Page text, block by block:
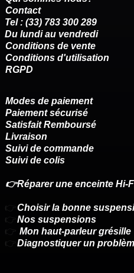
Contact
Tel : (33) 783 300 289
Du lundi au vendredi
Conditions de vente
Conditions d'utilisation
RGPD
Modes de paiement
Paiement sécurisé
Satisfait Remboursé
Livraison
Suivi de commande
Suivi de colis
👉Réparer une enceinte Hi-
👉 Choisir la bonne
👉 Nos suspensions
👉 Mon haut-parleur grésille
👉 Diagnostiquer un